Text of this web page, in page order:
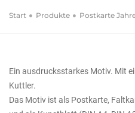
Start Produkte Postkarte
Ein ausdrucksstarkes Motiv. Mit
Kuttler.
Das Motiv ist als Postkarte,